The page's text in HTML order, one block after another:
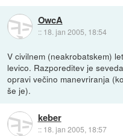
OwcA
:: 18. jan 2005, 18:54
V civilnem (neakrobatskem)
levico. Razporeditev je
opravi večino manevriranja
še je).
keber
:: 18. jan 2005, 18:57